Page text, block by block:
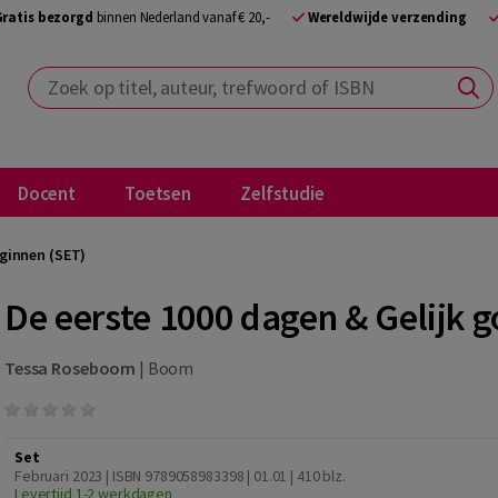
bezorgd binnen Nederland vanaf € 20,- Wereldwijde verzending
Zoek op titel, auteur, trefwoord of ISBN
Docent Toetsen Zelfstudie
(SET)
De eerste 1000 dagen & Gelijk
Tessa Roseboom | Boom
Set
Februari 2023 | ISBN 9789058983398 | 01.01 | 410 blz.
Levertijd 1-2 werkdagen